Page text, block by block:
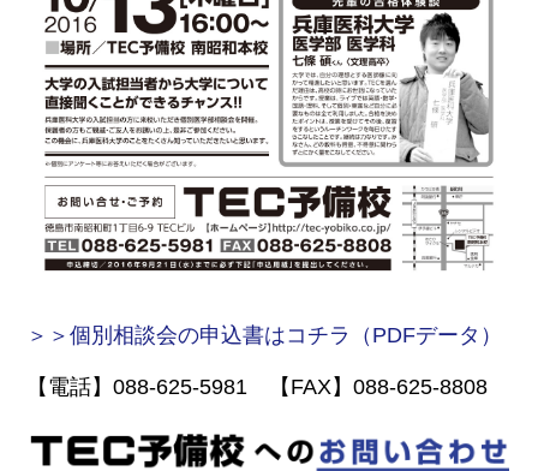
＞＞個別相談会の申込書はコチラ（PDFデータ）
【電話】088-625-5981 【FAX】088-625-8808